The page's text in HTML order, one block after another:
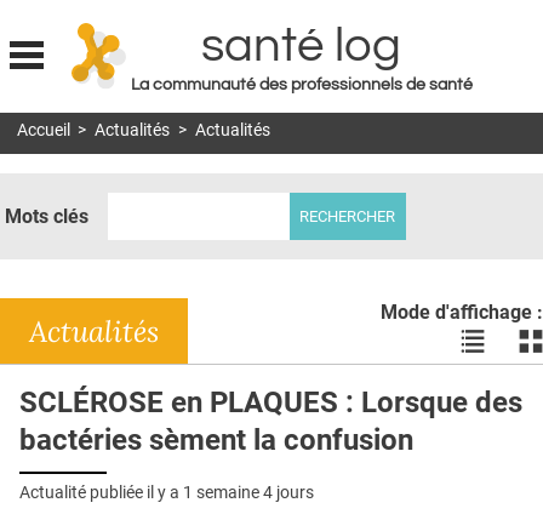
Jump to navigation
santé log
La communauté des professionnels de santé
MON COMPTE
DOSSIERS
RÉSEAUX
E-REVUE SAD
Accueil > Actualités > Actualités
Mots clés
Mode d'affichage :
Voir
les
en
les
en
Actualités
SCLÉROSE en PLAQUES : Lorsque des
bactéries sèment la confusion
Actualité publiée il y a 1 semaine 4 jours